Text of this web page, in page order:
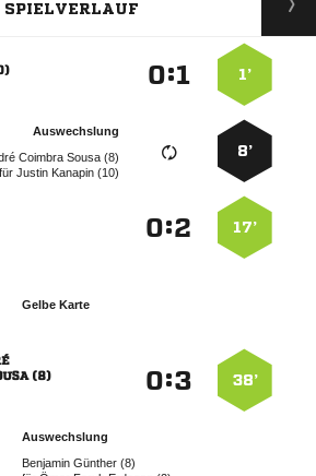
SPIELVERLAUF
1’
:
8’
Auswechslung
  
für  
17’
:
Gelbe Karte
38’
:

Auswechslung
  